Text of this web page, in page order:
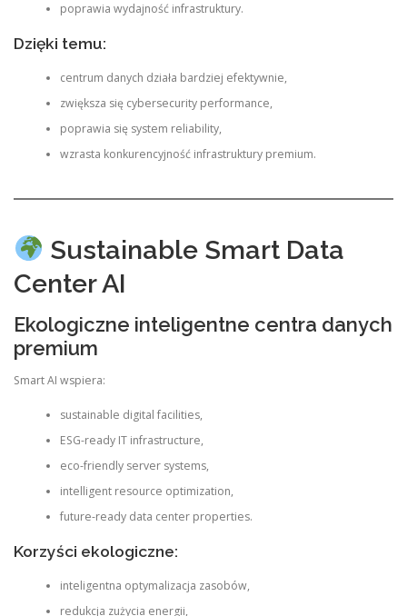
poprawia wydajność infrastruktury.
Dzięki temu:
centrum danych działa bardziej efektywnie,
zwiększa się cybersecurity performance,
poprawia się system reliability,
wzrasta konkurencyjność infrastruktury premium.
Sustainable Smart Data
Center AI
Ekologiczne inteligentne centra danych
premium
Smart AI wspiera:
sustainable digital facilities,
ESG-ready IT infrastructure,
eco-friendly server systems,
intelligent resource optimization,
future-ready data center properties.
Korzyści ekologiczne:
inteligentna optymalizacja zasobów,
redukcja zużycia energii,